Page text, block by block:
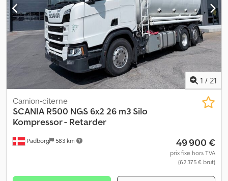
1 / 21
Padborg 583 km
Camion-citerne
SCANIA R500 NGS 6x2 26 m3 Silo
Kompressor - Retarder
49 900 €
prix fixe hors TVA
(62 375 € brut)